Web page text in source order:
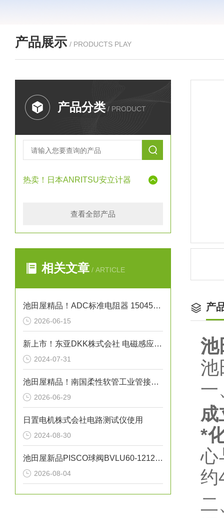
产品展示 / PRODUCTS PLAY
产品分类 / PRODUCT
热卖！日本ANRITSU安立计器
查看全部产品
相关文章 / ARTICLE
池田屋精品！ADC标准电阻器 15045系列 参数介绍
2026-06-15
新上市！东亚DKK株式会社 电磁感应式电导率检测器“小型ME-100系列”
2024-07-31
池田屋精品！南国柔性软管工业管接头式氟树脂软管 NK-FJS-A 参数介绍
2026-06-29
日置电机株式会社电路测试仪使用
2024-08-30
池田屋新品PISCO球阀BVLU60-1212正式发布
2026-08-04
产
池
池
一
成
*
心
约
二